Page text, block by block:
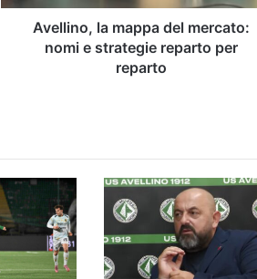
reparto
Avellino, la mappa del mercato:
nomi e strategie reparto per
reparto